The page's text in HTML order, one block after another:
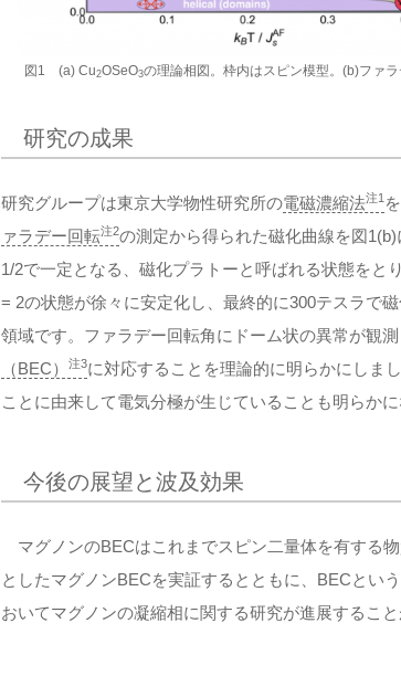
図1 (a) Cu2OSeO3の理論相図。枠内はスピン模型。(b)ファ
研究の成果
研究グループは東京大学物性研究所の電磁濃縮法注1
ァラデー回転注2の測定から得られた磁化曲線を図
1/2で一定となる、磁化プラトーと呼ばれる状態をと
= 2の状態が徐々に安定化し、最終的に300テスラで
領域です。ファラデー回転角にドーム状の異常が観
（BEC）
注3に対応することを理論的に明らかにしま
ことに由来して電気分極が生じていることも明らかに
今後の展望と波及効果
マグノンのBECはこれまでスピン二量体を有する
としたマグノンBECを実証するとともに、BECとい
おいてマグノンの凝縮相に関する研究が進展すること